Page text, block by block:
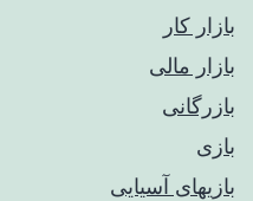
بازار کار
بازار مالی
بازرگانی
بازی
بازیهای آسیایی